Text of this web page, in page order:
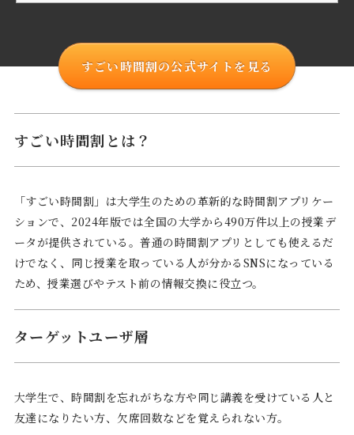
すごい時間割の公式サイトを見る
すごい時間割とは？
「すごい時間割」は大学生のための革新的な時間割アプリケー
ションで、2024年版では全国の大学から490万件以上の授業デ
ータが提供されている。普通の時間割アプリとしても使えるだ
けでなく、同じ授業を取っている人が分かるSNSになっている
ため、授業選びやテスト前の情報交換に役立つ。
ターゲットユーザ層
大学生で、時間割を忘れがちな方や同じ講義を受けている人と
友達になりたい方、欠席回数などを覚えられない方。